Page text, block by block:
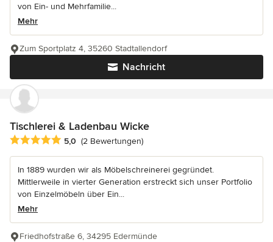
von Ein- und Mehrfamilie...
Mehr
Nachricht
Zum Sportplatz 4, 35260 Stadtallendorf
Tischlerei & Ladenbau Wicke
Durchschnittliche Bewertung: 5 von 5 Sternen
5,0 (2 Bewertungen)
In 1889 wurden wir als Möbelschreinerei gegründet.
Mittlerweile in vierter Generation erstreckt sich unser Portfolio
von Einzelmöbeln über Ein...
Mehr
Friedhofstraße 6, 34295 Edermünde